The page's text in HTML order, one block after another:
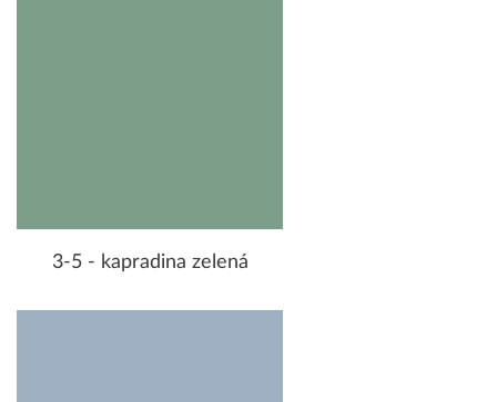
3-5 - kapradina zelená